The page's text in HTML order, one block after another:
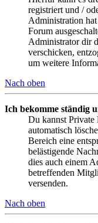
registriert und /
Administration
Forum
Administrator dir
verschicken,
um weitere
Nach oben
Ich bekomme ständig
Du kannst Private
automatisch
Bereich eine
belästigende
dies auch einem
betreffenden
versenden.
Nach oben